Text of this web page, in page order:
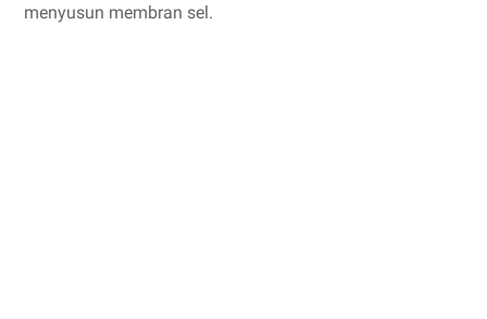
menyusun membran sel.